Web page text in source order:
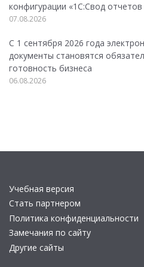
конфигурации «1C:Свод
07.08.2026
С 1 сентября 2026 года
документы становятся
готовность бизнеса
06.08.2026
Учебная версия
Стать партнером
Политика конфиденциальности
Замечания по сайту
Другие сайты